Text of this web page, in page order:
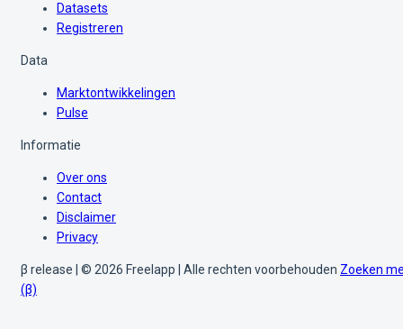
Datasets
Registreren
Data
Marktontwikkelingen
Pulse
Informatie
Over ons
Contact
Disclaimer
Privacy
β release | © 2026 Freelapp | Alle rechten voorbehouden Zoeken
(β)